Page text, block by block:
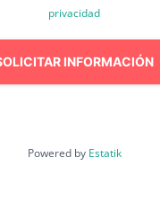
privacidad
INFORMACIÓN
Powered by Estatik